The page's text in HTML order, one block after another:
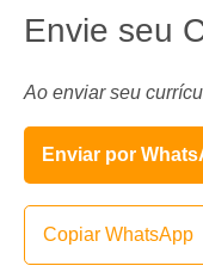
Envie seu
Ao enviar seu
Enviar por
Copiar WhatsApp